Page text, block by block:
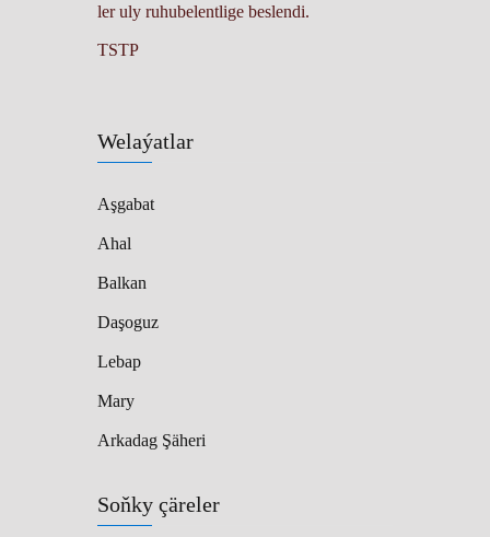
Welaýatlar
Aşgabat
Ahal
Balkan
Daşoguz
Lebap
Mary
Arkadag Şäheri
Soňky çäreler
ler uly ru­hu­be­lent­li­ge bes­len­di.
TSTP